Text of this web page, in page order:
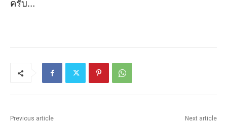
ครับ…
Previous article Next article